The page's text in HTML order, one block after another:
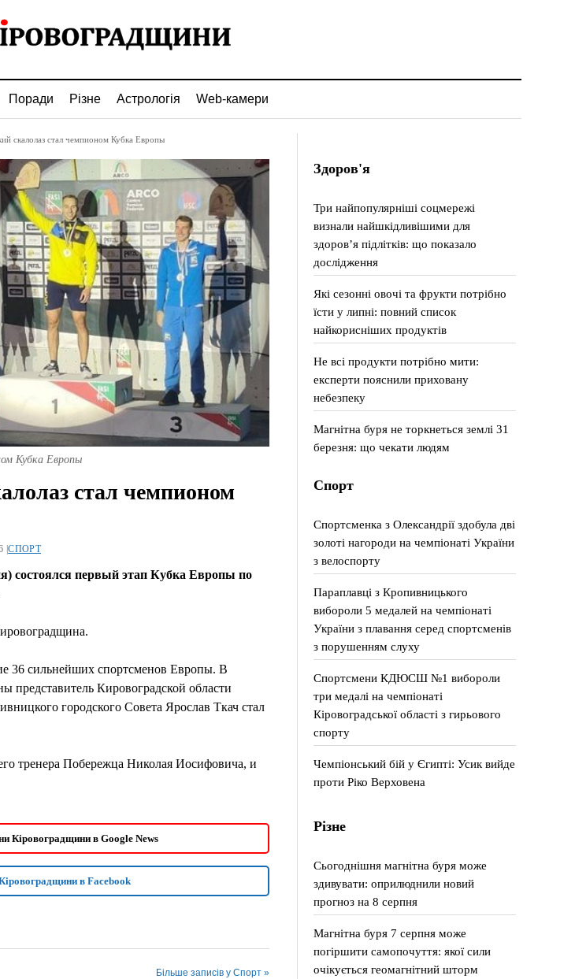
Поради Різне Астрологія Web-камери
скалолаз стал чемпионом Кубка Европы
Кубка Европы
стал чемпионом
|СПОРТ
состоялся первый этап Кубка Европы по
36 сильнейших спортсменов Европы. В
представитель Кировоградской области
городского Совета Ярослав Ткач стал
тренера Побережца Николая Иосифовича, и
Кіровоградщини в Google News
в Facebook
Більше записів у Спорт »
Здоров'я
Три найпопулярніші соцмережі
визнали найшкідливішими для
здоров’я підлітків: що показало
дослідження
Які сезонні овочі та фрукти потрібно
їсти у липні: повний список
найкорисніших продуктів
Не всі продукти потрібно мити:
експерти пояснили приховану
небезпеку
Магнітна буря не торкнеться землі 31
березня: що чекати людям
Спорт
Спортсменка з Олександрії здобула дві
золоті нагороди на чемпіонаті України
з велоспорту
Параплавці з Кропивницького
вибороли 5 медалей на чемпіонаті
України з плавання серед спортсменів
з порушенням слуху
Спортсмени КДЮСШ №1 вибороли
три медалі на чемпіонаті
Кіровоградської області з гирьового
спорту
Чемпіонський бій у Єгипті: Усик вийде
проти Ріко Верховена
Різне
Сьогоднішня магнітна буря може
здивувати: оприлюднили новий
прогноз на 8 серпня
Магнітна буря 7 серпня може
погіршити самопочуття: якої сили
очікується геомагнітний шторм